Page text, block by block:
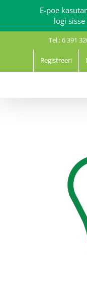
Tel.: 6 391
Registreeri
E-poe
logi